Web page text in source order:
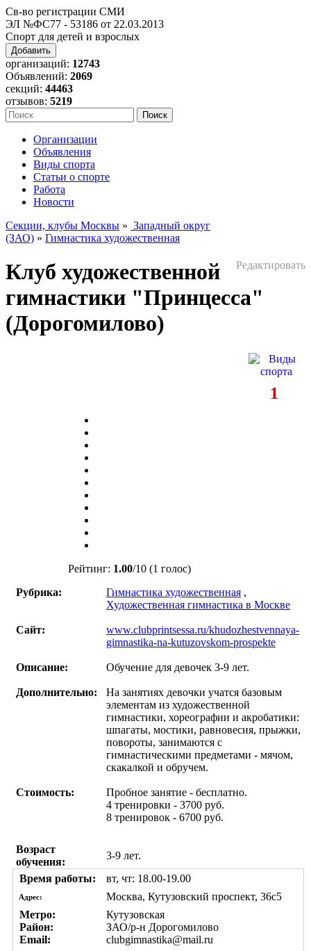
Св-во регистрации СМИ
ЭЛ №ФС77 - 53186 от 22.03.2013
Спорт для детей и взрослых
Добавить
организаций: 12743
Объявлений: 2069
секций: 44463
отзывов: 5219
Организации
Объявления
Виды спорта
Статьи о спорте
Работа
Новости
Секции, клубы Москвы » Западный округ
(ЗАО) » Гимнастика художественная
Редактировать
Клуб художественной
гимнастики "Принцесса"
(Дорогомилово)
1
Рейтинг: 1.00/10 (1 голос)
Рубрика:
Гимнастика художественная ,
Художественная гимнастика в Москве
Сайт:
www.clubprintsessa.ru/khudozhestvennaya-
gimnastika-na-kutuzovskom-prospekte
Описание: Обучение для девочек 3-9 лет.
Дополнительно:
На занятиях девочки учатся базовым
элементам из художественной
гимнастики, хореографии и акробатики:
шпагаты, мостики, равновесия, прыжки,
повороты, занимаются с
гимнастическими предметами - мячом,
скакалкой и обручем.
Стоимость:
Пробное занятие - бесплатно.
4 тренировки - 3700 руб.
8 тренировок - 6700 руб.
Возраст
обучения:
3-9 лет.
Время работы:
вт, чт: 18.00-19.00
Адрес:
Москва, Кутузовский проспект, 36с5
Метро:
Кутузовская
Район:
ЗАО/р-н Дорогомилово
Email:
clubgimnastika@mail.ru